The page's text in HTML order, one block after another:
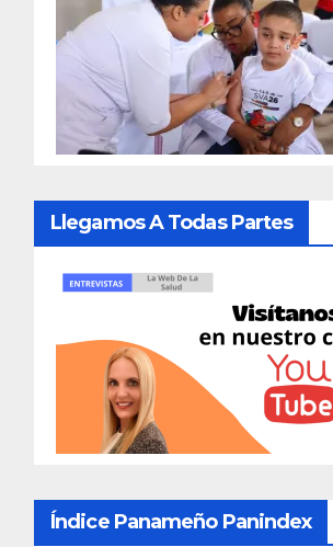
Llegamos A Todas Partes
Índice Panameño Panindex